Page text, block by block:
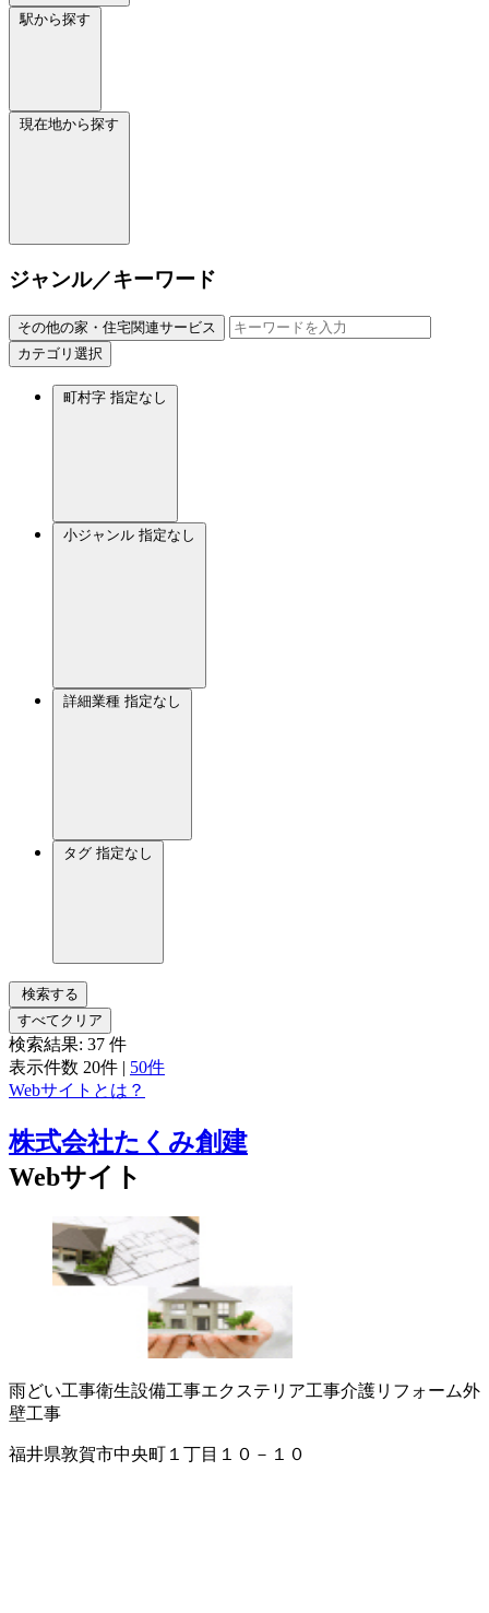
駅から探す
現在地から探す
ジャンル／キーワード
その他の家・住宅関連サービス
カテゴリ選択
町村字 指定なし
小ジャンル 指定なし
詳細業種 指定なし
タグ 指定なし
検索する
すべてクリア
検索結果: 37 件
表示件数 20件 | 50件
Webサイトとは？
株式会社たくみ創建
Webサイト
雨どい工事衛生設備工事エクステリア工事介護リフォーム外
壁工事
福井県敦賀市中央町１丁目１０－１０